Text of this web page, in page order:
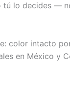
lo decides —
color intacto
en México y